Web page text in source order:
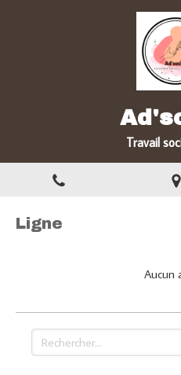
Travail
Ligne
Aucun
Rechercher